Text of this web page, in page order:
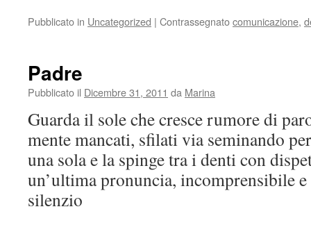
Pubblicato in Uncategorized | Contrassegnatocomunicazione,
Padre
Pubblicato il Dicembre 31, 2011 da Marina
Guarda il sole che cresce rumore di
mente mancati, sfilati via seminando
una sola e la spinge tra i denti con
un’ultima pronuncia, incomprensibile e
silenzio